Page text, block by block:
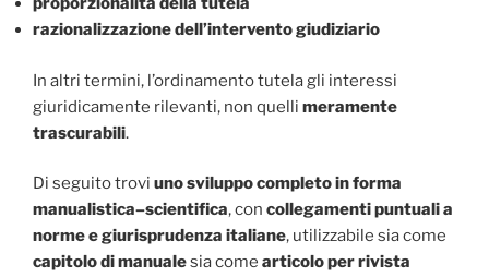
razionalizzazione dell’intervento giudiziario
In altri termini, l’ordinamento tutela gli interessi
giuridicamente rilevanti, non quelli meramente
trascurabili.
Di seguito trovi uno sviluppo completo in forma
manualistica–scientifica, con collegamenti puntuali a
norme e giurisprudenza italiane, utilizzabile sia come
capitolo di manualesia come articolo per rivista